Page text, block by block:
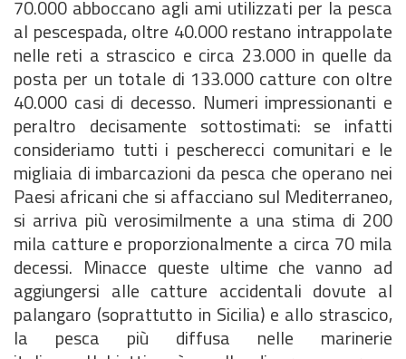
70.000 abboccano agli ami utilizzati per la pesca
al pescespada, oltre 40.000 restano intrappolate
nelle reti a strascico e circa 23.000 in quelle da
posta per un totale di 133.000 catture con oltre
40.000 casi di decesso. Numeri impressionanti e
peraltro decisamente sottostimati: se infatti
consideriamo tutti i pescherecci comunitari e le
migliaia di imbarcazioni da pesca che operano nei
Paesi africani che si affacciano sul Mediterraneo,
si arriva più verosimilmente a una stima di 200
mila catture e proporzionalmente a circa 70 mila
decessi. Minacce queste ultime che vanno ad
aggiungersi alle catture accidentali dovute al
palangaro (soprattutto in Sicilia) e allo strascico,
la pesca più diffusa nelle marinerie